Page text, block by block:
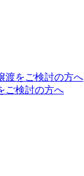
渡をご検討の方へ
ご検討の方へ